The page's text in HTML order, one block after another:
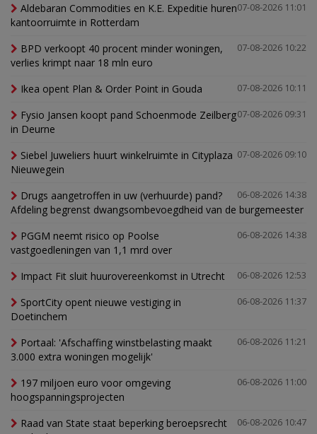
07-08-2026 11:01
Aldebaran Commodities en K.E. Expeditie huren
kantoorruimte in Rotterdam
07-08-2026 10:22
BPD verkoopt 40 procent minder woningen,
verlies krimpt naar 18 mln euro
07-08-2026 10:11
Ikea opent Plan & Order Point in Gouda
07-08-2026 09:31
Fysio Jansen koopt pand Schoenmode Zeilberg
in Deurne
07-08-2026 09:10
Siebel Juweliers huurt winkelruimte in Cityplaza
Nieuwegein
06-08-2026 14:38
Drugs aangetroffen in uw (verhuurde) pand?
Afdeling begrenst dwangsombevoegdheid van de burgemeester
06-08-2026 14:38
PGGM neemt risico op Poolse
vastgoedleningen van 1,1 mrd over
06-08-2026 12:53
Impact Fit sluit huurovereenkomst in Utrecht
06-08-2026 11:37
SportCity opent nieuwe vestiging in
Doetinchem
06-08-2026 11:21
Portaal: 'Afschaffing winstbelasting maakt
3.000 extra woningen mogelijk'
06-08-2026 11:00
197 miljoen euro voor omgeving
hoogspanningsprojecten
06-08-2026 10:47
Raad van State staat beperking beroepsrecht